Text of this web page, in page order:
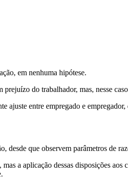
em nenhuma hipótese.
do trabalhador, mas, nesse
entre empregado e
desde que observem parâmetros de
a aplicação dessas disposições